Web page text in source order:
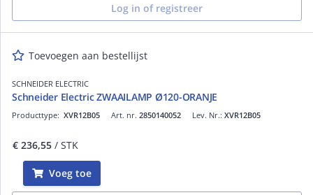
Log in of registreer
Toevoegen aan bestellijst
SCHNEIDER ELECTRIC
Schneider Electric ZWAAILAMP Ø120-ORANJE
Art. nr. 2850140052
Producttype: XVR12B05 Lev. Nr.: XVR12B05
€ 236,55 / STK
Voeg toe